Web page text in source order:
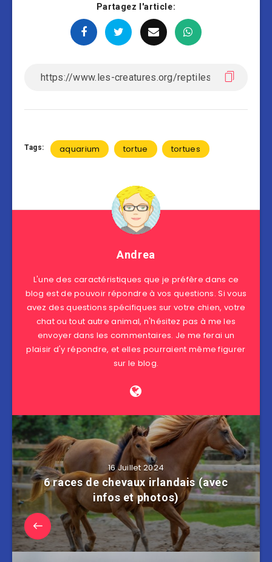
Partagez l'article:
Tags: aquarium tortue tortues
Andrea
L'une des caractéristiques que je préfère dans ce
blog est de pouvoir répondre à vos questions. Si vous
avez des questions spécifiques sur votre chien, votre
chat ou tout autre animal, n'hésitez pas à me les
envoyer dans les commentaires. Je me ferai un
plaisir d'y répondre, et elles pourraient même figurer
sur le blog.
16 Juillet 2024
6 races de chevaux irlandais (avec
infos et photos)